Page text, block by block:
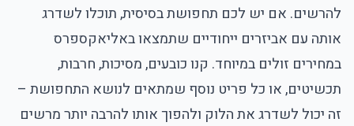
להרשים. אם יש לכם תחפושת בסיסית, תוכלו לשדרג
אותה עם אביזרים ייחודיים שתמצאו באליאקספרס
במחירים זולים במיוחד. קנו כובעים, מסיכות, חרבות,
תכשיטים, או כל פריט נוסף שמתאים לנושא התחפושת –
זה יכול לשדרג את הלוק ולהפוך אותו להרבה יותר מרשים